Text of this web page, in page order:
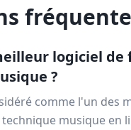
logiciel de
?
comme l'un des
musique en